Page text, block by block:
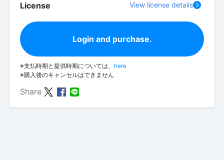
License View license details
Login and purchase.
※支払時期と提供時期については、 here
※購入後のキャンセルはできません
Share